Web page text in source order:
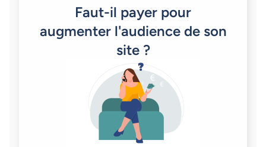
Faut-il payer pour
augmenter l'audience de son
site ?